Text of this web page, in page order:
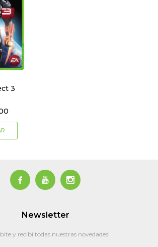
3
  
Newsletter
y recibí todas nuestras novedades!